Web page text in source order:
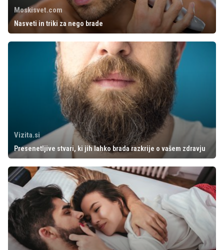
Moskisvet.com
Nasveti in triki za nego brade
Vizita.si
Presenetljive stvari, ki jih lahko brada razkrije o vašem zdravju